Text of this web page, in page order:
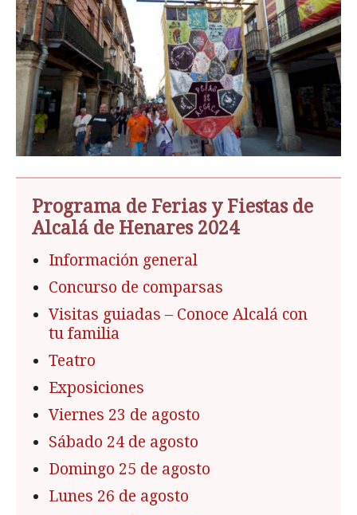
Programa de Ferias y Fiestas de
Alcalá de Henares 2024
Información general
Concurso de comparsas
Visitas guiadas – Conoce Alcalá con
tu familia
Teatro
Exposiciones
Viernes 23 de agosto
Sábado 24 de agosto
Domingo 25 de agosto
Lunes 26 de agosto